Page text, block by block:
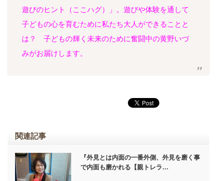
遊びのヒント（ここハグ）」。遊びや体験を通して
子どもの心を育むために私たち大人ができることと
は？ 子どもの輝く未来のために奮闘中の黄野いづ
みがお届けします。
関連記事
『外見とは内面の一番外側、外見を磨く事
で内面も磨かれる【親トレラ…